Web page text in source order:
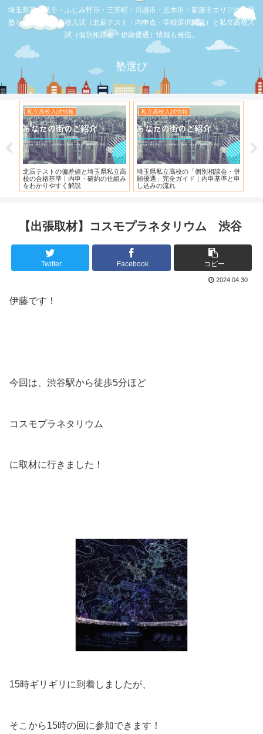
埼玉県富士見市・ふじみ野市・三芳町・川越市・志木市・新座市エリアの学習
塾を比較。公立高校入試（北辰テスト・内申点・学校選択問題）と私立高校入
試（個別相談会・併願優遇）情報も発信。
塾選び
私立高校入試情報
埼玉県私立高校の「個別相談会・併
願優遇」完全ガイド｜内申基準と申
し込みの流れ
お店の覆面取材
【スシロー三芳店】リニューアルさ
れている！！！
【三芳】
【出張取材】コスモプラネタリウム 渋谷
Twitter Facebook コピー
2024.04.30
伊藤です！
今回は、渋谷駅から徒歩5分ほど
コスモプラネタリウム
に取材に行きました！
15時ギリギリに到着しましたが、
そこから15時の回に参加できます！